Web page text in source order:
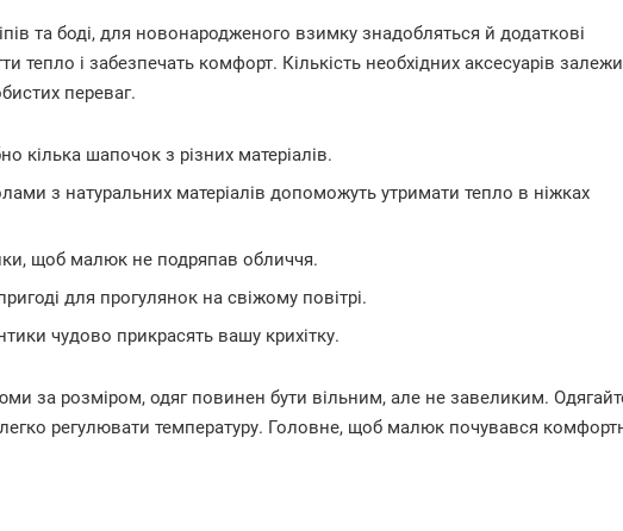
та боді, для новонародженого взимку знадобляться й додаткові
тепло і забезпечать комфорт. Кількість необхідних аксесуарів
переваг.
кілька шапочок з різних матеріалів.
з натуральних матеріалів допоможуть утримати тепло в ніжках
щоб малюк не подряпав обличчя.
для прогулянок на свіжому повітрі.
чудово прикрасять вашу крихітку.
за розміром, одяг повинен бути вільним, але не завеликим.
регулювати температуру. Головне, щоб малюк почувався